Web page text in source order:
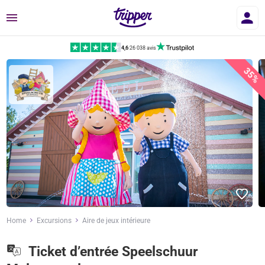
Menu
4,6|26 038 avis
35%
Home Excursions Aire de jeux intérieure
Ticket d’entrée Speelschuur